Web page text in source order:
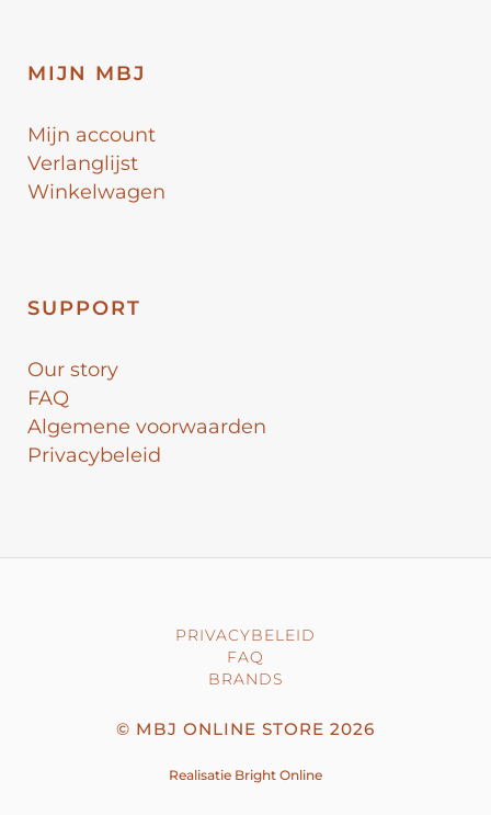
MIJN MBJ
Mijn account
Verlanglijst
Winkelwagen
SUPPORT
Our story
FAQ
Algemene voorwaarden
Privacybeleid
PRIVACYBELEID
FAQ
BRANDS
© MBJ ONLINE STORE 2026
Realisatie Bright Online